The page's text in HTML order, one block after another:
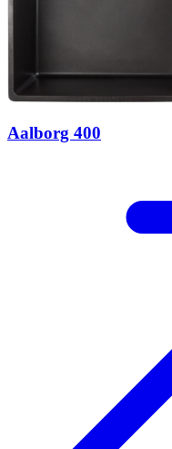
Aalborg 400